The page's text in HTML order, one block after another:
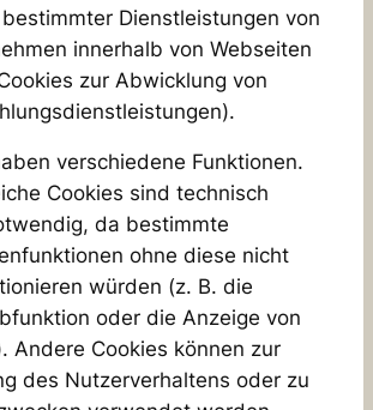
Dienstleistungen von
innerhalb von Webseiten
zur Abwicklung von
verschiedene Funktionen.
Cookies sind technisch
da bestimmte
ohne diese nicht
würden (z. B. die
oder die Anzeige von
Andere Cookies können zur
des Nutzerverhaltens oder zu